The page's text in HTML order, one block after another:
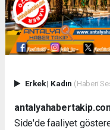
Erkek| Kadın (Haberi
Side'de faaliyet